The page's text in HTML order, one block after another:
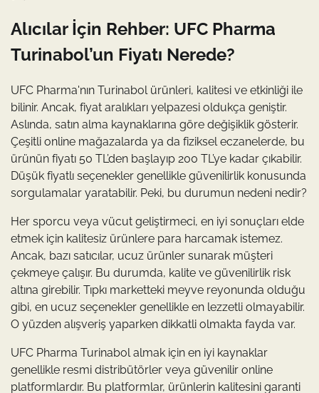
Alıcılar İçin Rehber: UFC Pharma
Turinabol’un Fiyatı Nerede?
UFC Pharma'nın Turinabol ürünleri, kalitesi ve etkinliği ile
bilinir. Ancak, fiyat aralıkları yelpazesi oldukça geniştir.
Aslında, satın alma kaynaklarına göre değişiklik gösterir.
Çeşitli online mağazalarda ya da fiziksel eczanelerde, bu
ürünün fiyatı 50 TL’den başlayıp 200 TL’ye kadar çıkabilir.
Düşük fiyatlı seçenekler genellikle güvenilirlik konusunda
sorgulamalar yaratabilir. Peki, bu durumun nedeni nedir?
Her sporcu veya vücut geliştirmeci, en iyi sonuçları elde
etmek için kalitesiz ürünlere para harcamak istemez.
Ancak, bazı satıcılar, ucuz ürünler sunarak müşteri
çekmeye çalışır. Bu durumda, kalite ve güvenilirlik risk
altına girebilir. Tıpkı marketteki meyve reyonunda olduğu
gibi, en ucuz seçenekler genellikle en lezzetli olmayabilir.
O yüzden alışveriş yaparken dikkatli olmakta fayda var.
UFC Pharma Turinabol almak için en iyi kaynaklar
genellikle resmi distribütörler veya güvenilir online
platformlardır. Bu platformlar, ürünlerin kalitesini garanti